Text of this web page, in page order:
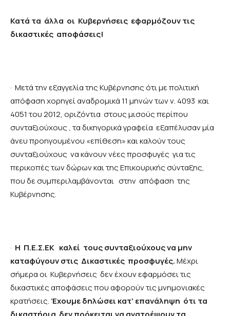
Κατά τα άλλα οι Κυβερνήσεις εφαρμόζουν τις
δικαστικές αποφάσεις!
· Μετά την εξαγγελία της Κυβέρνησης ότι με πολιτική
απόφαση χορηγεί αναδρομικά 11 μηνών των ν. 4093 και
4051 του 2012, οριζόντια στους μισούς περίπου
συνταξιούχους , τα δικηγορικά γραφεία εξαπέλυσαν μία
άνευ προηγουμένου «επίθεση» και καλούν τους
συνταξιούχους να κάνουν νέες προσφυγές για τις
περικοπές των δώρων και της Επικουρικής σύνταξης,
που δε συμπεριλαμβάνονται στην απόφαση της
Κυβέρνησης.
· Η Π.Ε.Σ.ΕΚ καλεί τους συνταξιούχους να μην
καταφύγουν στις Δικαστικές προσφυγές.Μέχρι
σήμερα οι Κυβερνήσεις δεν έχουν εφαρμόσει τις
δικαστικές αποφάσεις που αφορούν τις μνημονιακές
κρατήσεις. Έχουμε δηλώσει κατ’ επανάληψη ότι τα